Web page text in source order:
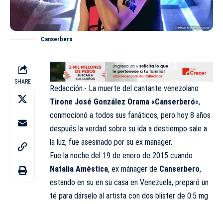
Canserbero
SHARE
Redacción.- La muerte del cantante venezolano
Tirone José González Orama «Canserberó«,
conmocionó a todos sus fanáticos, pero hoy 8 años
después la verdad sobre su ida a destiempo sale a
la luz, fue asesinado por su ex manager.
Fue la noche del 19 de enero de 2015 cuando
Natalia Améstica, ex mánager de Canserbero,
estando en su en su casa en Venezuela, preparó un
té para dárselo al artista con dos blister de 0.5 mg